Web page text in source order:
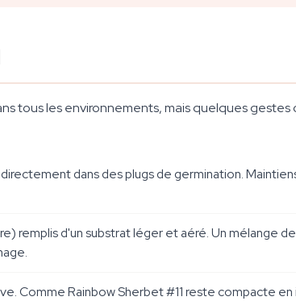
tous les environnements, mais quelques
dans des plugs de germination.
remplis d'un substrat léger et aéré. Un mélange
Comme Rainbow Sherbet #11 reste compacte